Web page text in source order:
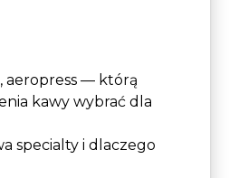
aeropress — którą
kawy wybrać dla
specialty i dlaczego